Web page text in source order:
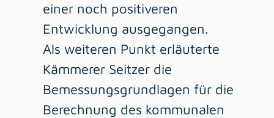
einer noch positiveren
Entwicklung ausgegangen.
Als weiteren Punkt erläuterte
Kämmerer Seitzer die
Bemessungsgrundlagen für die
Berechnung des kommunalen